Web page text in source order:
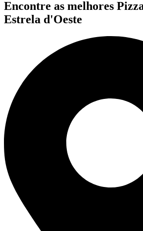
Encontre as melhores
Estrela d'Oeste